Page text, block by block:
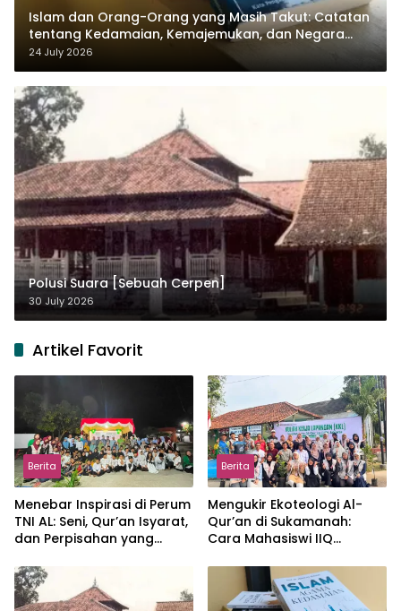
Islam dan Orang-Orang yang Masih Takut: Catatan
tentang Kedamaian, Kemajemukan, dan Negara
dalam Pemikiran Masykuri Abdillah
24 July 2026
Polusi Suara [Sebuah Cerpen]
30 July 2026
Artikel Favorit
Berita
Menebar Inspirasi di Perum
TNI AL: Seni, Qur’an Isyarat,
dan Perpisahan yang
Berita
Mengukir Ekoteologi Al-
Qur’an di Sukamanah:
Cara Mahasiswi IIQ
Jonggol